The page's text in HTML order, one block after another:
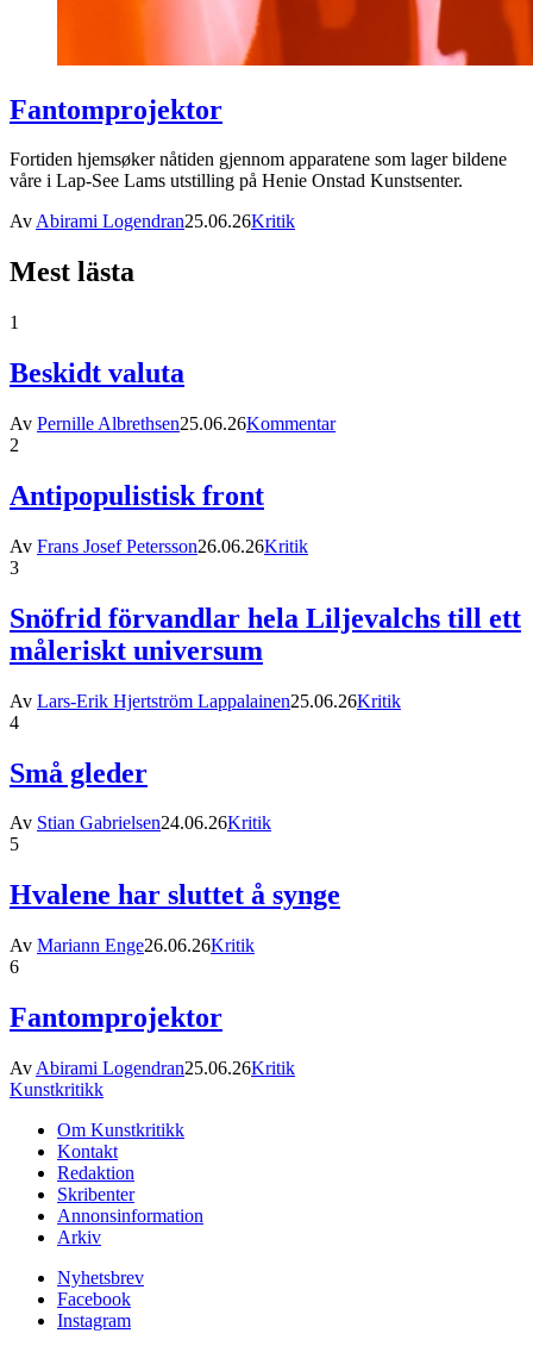
Fantomprojektor
Fortiden hjemsøker nåtiden gjennom apparatene som lager bildene
våre i Lap-See Lams utstilling på Henie Onstad Kunstsenter.
AvAbirami Logendran25.06.26Kritik
Mest lästa
1
Beskidt valuta
Av Pernille Albrethsen25.06.26Kommentar
2
Antipopulistisk front
Av Frans Josef Petersson26.06.26Kritik
3
Snöfrid förvandlar hela Liljevalchs till ett
måleriskt universum
Av Lars-Erik Hjertström Lappalainen25.06.26Kritik
4
Små gleder
Av Stian Gabrielsen24.06.26Kritik
5
Hvalene har sluttet å synge
Av Mariann Enge26.06.26Kritik
6
Fantomprojektor
Av Abirami Logendran25.06.26Kritik
Kunstkritikk
Om Kunstkritikk
Kontakt
Redaktion
Skribenter
Annonsinformation
Arkiv
Nyhetsbrev
Facebook
Instagram